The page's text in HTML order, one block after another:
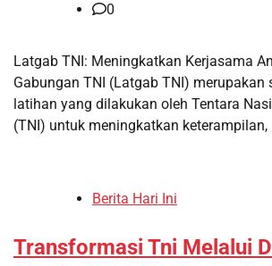
0
Latgab TNI: Meningkatkan Kerjasama
Gabungan TNI (Latgab TNI) merupakan
latihan yang dilakukan oleh Tentara
(TNI) untuk meningkatkan keterampilan,
Berita Hari Ini
Transformasi Tni Melalui